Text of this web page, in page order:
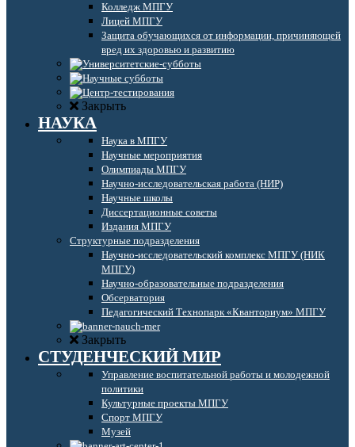
Колледж МПГУ
Лицей МПГУ
Защита обучающихся от информации, причиняющей
вред их здоровью и развитию
Закрыть
НАУКА
Наука в МПГУ
Научные мероприятия
Олимпиады МПГУ
Научно-исследовательская работа (НИР)
Научные школы
Диссертационные советы
Издания МПГУ
Структурные подразделения
Научно-исследовательский комплекс МПГУ (НИК
МПГУ)
Научно-образовательные подразделения
Обсерватория
Педагогический Технопарк «Кванториум» МПГУ
Закрыть
СТУДЕНЧЕСКИЙ МИР
Управление воспитательной работы и молодежной
политики
Культурные проекты МПГУ
Спорт МПГУ
Музей